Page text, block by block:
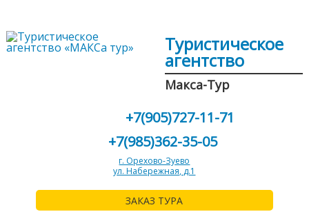
Туристическое
агентство
Макса-Тур
ЗАКАЗ ТУРА
+7(905)727-11-71
+7(985)362-35-05
г. Орехово-Зуево
ул. Набережная, д.1